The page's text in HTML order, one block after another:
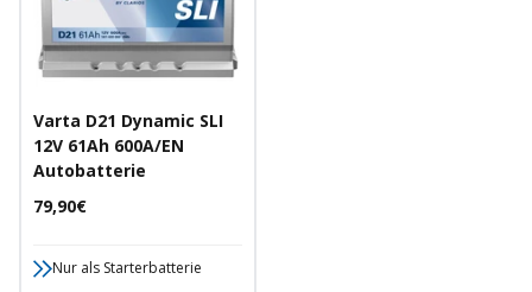
Varta D21 Dynamic SLI
12V 61Ah 600A/EN
Autobatterie
Angebotspreis
79,90€
Nur als Starterbatterie